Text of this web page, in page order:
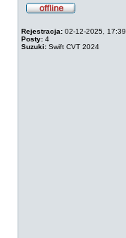
Rejestracja: 02-12-2025, 17:39
Posty: 4
Suzuki: Swift CVT 2024